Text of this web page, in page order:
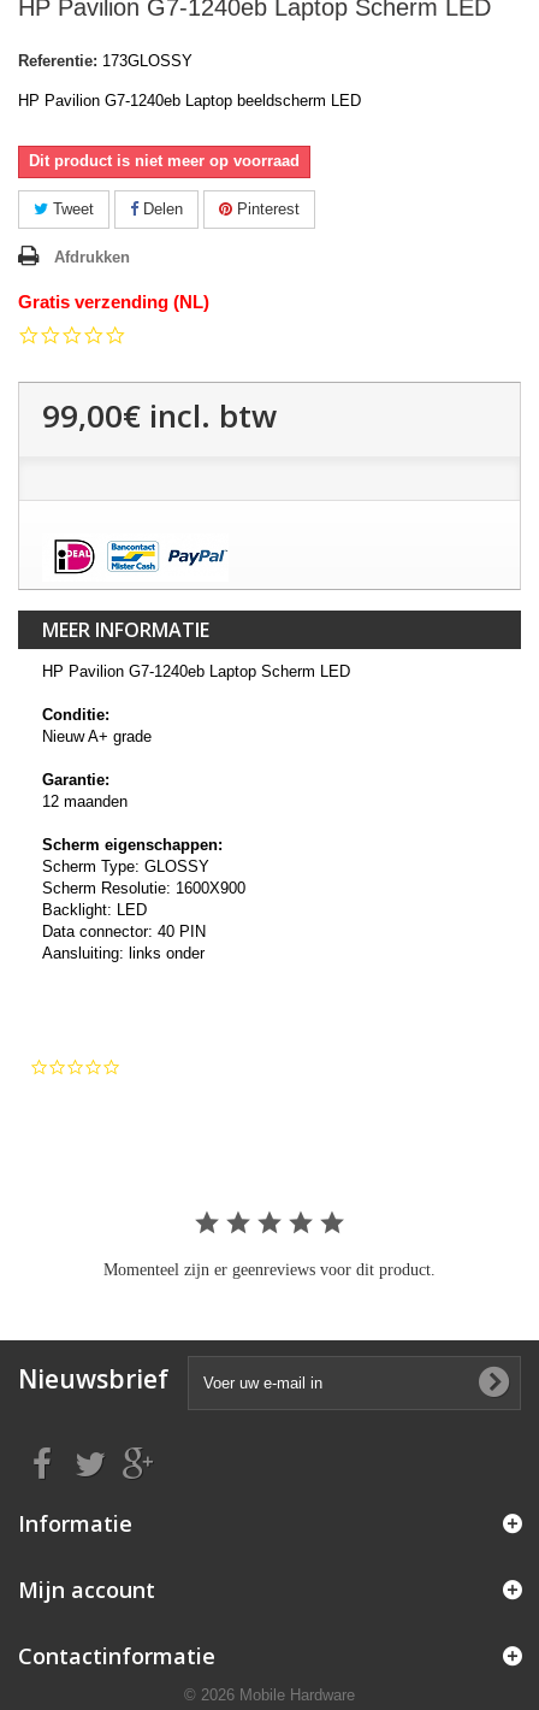
HP Pavilion G7-1240eb Laptop Scherm LED
Referentie: 173GLOSSY
HP Pavilion G7-1240eb Laptop beeldscherm LED
Dit product is niet meer op voorraad
Tweet Delen Pinterest
Afdrukken
Gratis verzending (NL)
99,00€ incl. btw
MEER INFORMATIE
HP Pavilion G7-1240eb Laptop Scherm LED
Conditie:
Nieuw A+ grade
Garantie:
12 maanden
Scherm eigenschappen:
Scherm Type: GLOSSY
Scherm Resolutie: 1600X900
Backlight: LED
Data connector: 40 PIN
Aansluiting: links onder
Momenteel zijn er geenreviews voor dit product.
Nieuwsbrief
Informatie
Mijn account
Contactinformatie
© 2026 Mobile Hardware